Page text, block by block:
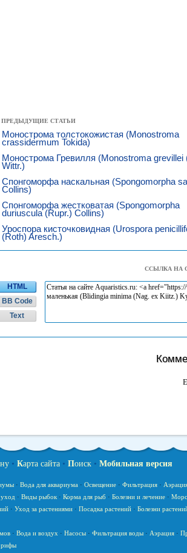
ПРЕДЫДУЩИЕ СТАТЬИ
Монострома толстокожистая (Monostroma
crassidermum Tokida)
Монострома Гревилля (Monostroma grevillei
Wittr.)
Спонгоморфа наскальная (Spongomorpha
Collins)
Спонгоморфа жестковатая (Spongomorpha
duriuscula (Rupr.) Collins)
Уроспора кисточковидная (Urospora
(Roth) Aresch.)
ССЫЛКА НА
HTML
BB Code
Text
• Карта сайта• Поиск• Мобильная версия
· Вода для аквариума· Освещение· Фильтрация·
· Виды рыбок· Корма для рыб· Болезни и лечение·
· Уход за растениями· Посадка растений· Болезни
· Вода и воздух· Насосы· Фильтрация воды· Аэрация·
рифы